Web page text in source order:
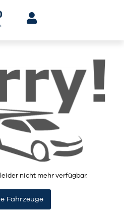
nicht mehr verfügbar.
Fahrzeuge